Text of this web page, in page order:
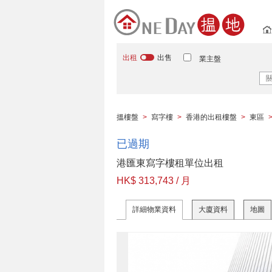
出租 出售 業主盤
搵樓盤 > 寫字樓 > 香港的出租樓盤 > 東區 >
已過期
港匯東寫字樓租單位出租
HK$ 313,743 / 月
詳細物業資料 大廈資料 地圖